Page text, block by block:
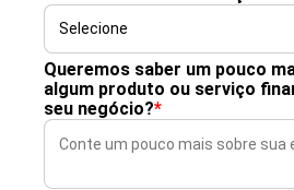
Queremos saber um pouco
algum produto ou serviço
seu negócio?*